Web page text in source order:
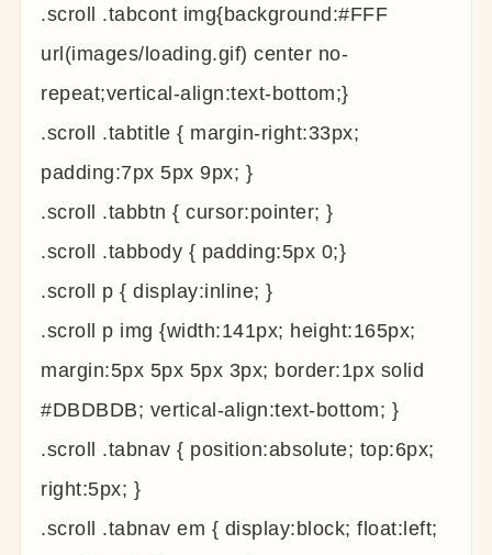
.scroll .tabcont img{background:#FFF
url(images/loading.gif) center no-
repeat;vertical-align:text-bottom;}
.scroll .tabtitle { margin-right:33px;
padding:7px 5px 9px; }
.scroll .tabbtn { cursor:pointer; }
.scroll .tabbody { padding:5px 0;}
.scroll p { display:inline; }
.scroll p img {width:141px; height:165px;
margin:5px 5px 5px 3px; border:1px solid
#DBDBDB; vertical-align:text-bottom; }
.scroll .tabnav { position:absolute; top:6px;
right:5px; }
.scroll .tabnav em { display:block; float:left;